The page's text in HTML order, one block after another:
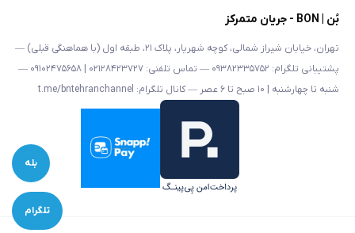
بُن | BON - جریان متمرکز
تهران، خیابان شیراز شمالی، کوچه شهریار، پلاک ۲۱، طبقه اول (با هماهنگی قبلی) —
پشتیبانی تلگرام: ۰۹۳۸۲۳۳۵۷۵۲ — تماس تلفنی: ۰۲۱۲۸۴۲۳۷۲۷ | ۰۹۱۰۲۴۷۵۶۵۸ —
شنبه تا چهارشنبه | ۱۰ صبح تا ۶ عصر — کانال تلگرام: t.me/bntehranchannel
تلگرام
بله